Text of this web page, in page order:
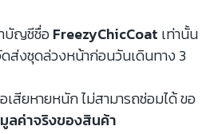
าบัญชีชื่อFreezyChicCoat เท่านั้น
ส่งชุดล่วงหน้าก่อนวันเดินทาง 3
ยหายหนัก ไม่สามารถซ่อมได้ ขอ
มูลค่าจริงของสินค้า